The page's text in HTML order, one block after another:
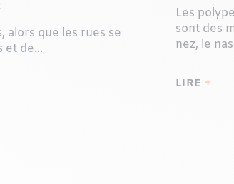
alors que les rues se
et de...
Les
sont des
nez, le
LIRE